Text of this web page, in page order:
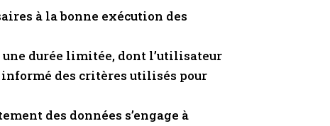
à la bonne exécution des
une durée limitée, dont l’utilisateur
des critères utilisés pour
des données s’engage à